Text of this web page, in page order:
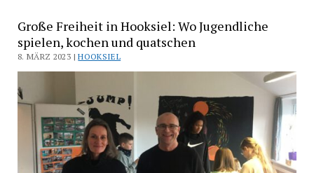
Große Freiheit in Hooksiel: Wo Jugendliche
spielen, kochen und quatschen
8. MÄRZ 2023 |HOOKSIEL